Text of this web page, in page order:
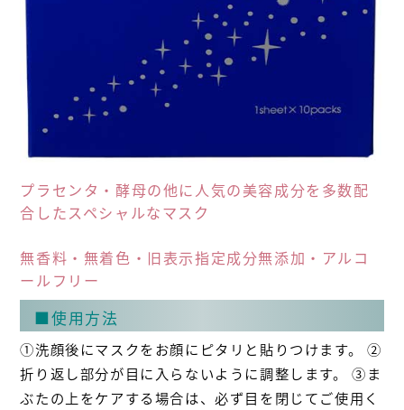
プラセンタ・酵母の他に人気の美容成分を多数配
合したスペシャルなマスク
無香料・無着色・旧表示指定成分無添加・アルコ
ールフリー
■使用方法
①洗顔後にマスクをお顔にピタリと貼りつけます。 ②
折り返し部分が目に入らないように調整します。 ③ま
ぶたの上をケアする場合は、必ず目を閉じてご使用く